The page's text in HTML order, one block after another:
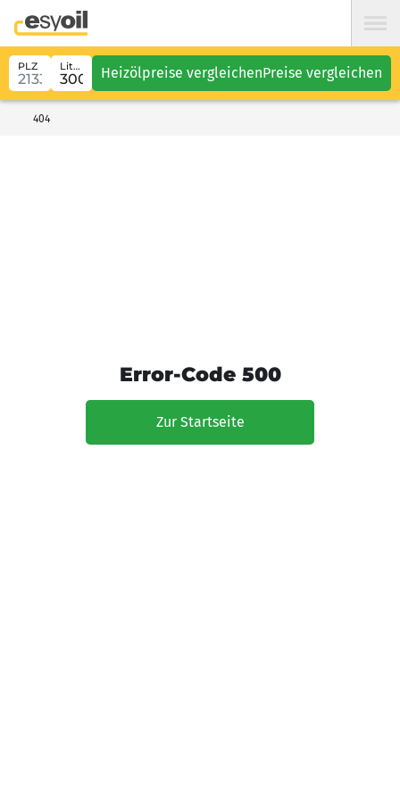
PLZ Liter Heizölpreise vergleichenPreise vergleichen
404
Error-Code 500
Zur Startseite